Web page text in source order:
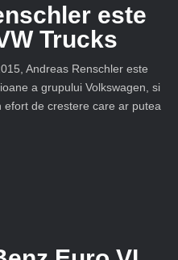
este
Trucks
Andreas Renschler este
a grupului Volkswagen, si
de crestere care ar putea